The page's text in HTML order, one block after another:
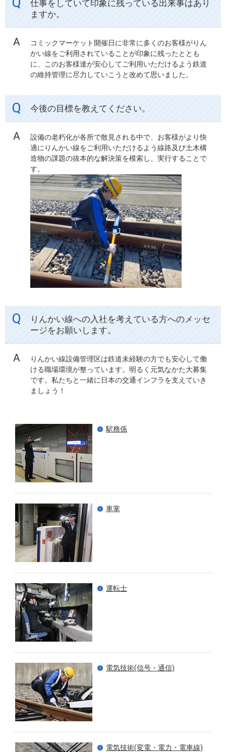
仕事をしていて印象に残っている出来事はあり
ますか。
コミックマーケット開催日に非常に多くのお客様がりん
かい線をご利用されていることが印象に残ったととも
に、このお客様達が安心してご利用いただけるよう鉄道
の維持管理に尽力していこうと改めて思いました。
今後の目標を教えてください。
設備の老朽化が各所で散見される中で、お客様がより快
適にりんかい線をご利用いただけるよう線路及び土木構
造物の課題の抜本的な解決策を模索し、実行することで
す。
りんかい線への入社を考えている方へのメッセ
ージをお願いします。
りんかい線設備管理区は鉄道未経験の方でも安心して働
ける職場環境が整っています。明るく元気なかた大募集
です。私たちと一緒に日本の交通インフラを支えていき
ましょう！
駅務係
車掌
運転士
電気技術(信号・通信)
電気技術(変電・電力・電車線)